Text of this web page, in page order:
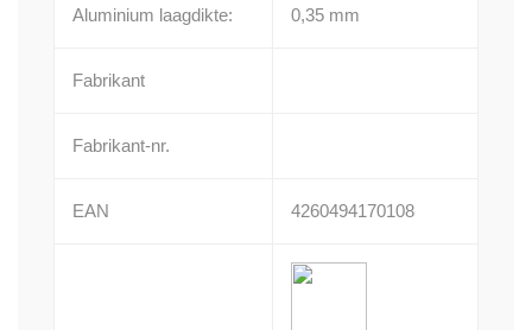
Aluminium laagdikte: 0,35 mm
Fabrikant
Fabrikant-nr.
EAN 4260494170108